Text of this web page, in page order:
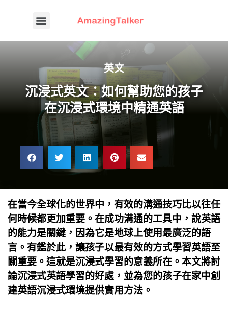
英文
沉浸式英文：如何幫助您的孩子
在沉浸式環境中精通英語
在當今全球化的世界中，有效的溝通技巧比以往任
何時候都更加重要。在成功溝通的工具中，說英語
的能力是關鍵，因為它是地球上使用最廣泛的語
言。有鑑於此，讓孩子以最有效的方式學習英語至
關重要。這就是沉浸式學習的意義所在。本文將討
論沉浸式英語學習的好處，並為您的孩子在家中創
建英語沉浸式環境提供實用方法。